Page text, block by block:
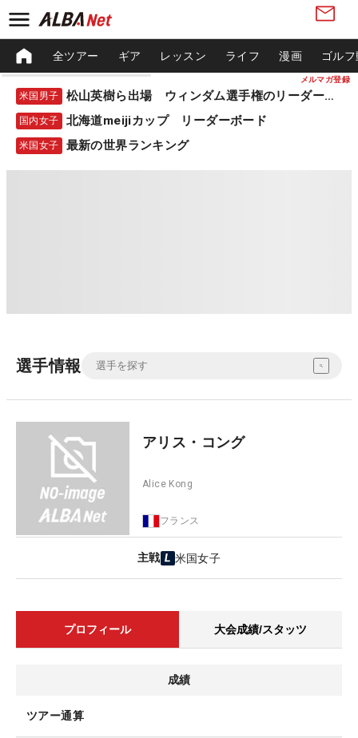
メルマガ登録
全ツアー ギア レッスン ライフ 漫画 ゴル
米国男子 松山英樹ら出場 ウィンダム選手権のリーダーボード
国内女子 北海道meijiカップ リーダーボード
米国女子 最新の世界ランキング
選手情報
アリス・コング
Alice Kong
フランス
主戦 米国女子
プロフィール 大会成績/スタッツ
成績
ツアー通算